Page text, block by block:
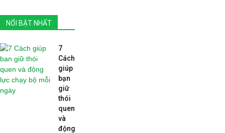
NỔI BẬT NHẤT
7
Cách
giúp
bạn
giữ
thói
quen
và
động